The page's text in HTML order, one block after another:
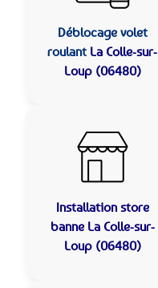
Déblocage volet
roulant La Colle-sur-
Loup (06480)
Installation store
banne La Colle-sur-
Loup (06480)